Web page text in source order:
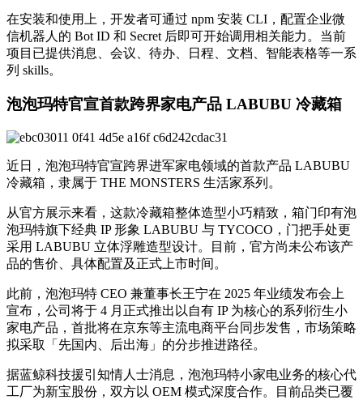
在安装和使用上，开发者可通过 npm 安装 CLI，配置企业微
信机器人的 Bot ID 和 Secret 后即可开始调用相关能力。当前
项目已提供消息、会议、待办、日程、文档、智能表格等一系
列 skills。
泡泡玛特官宣首款跨界家电产品 LABUBU 冷藏箱
近日，泡泡玛特官宣跨界进军家电领域的首款产品 LABUBU
冷藏箱，隶属于 THE MONSTERS 生活家系列。
从官方展示来看，这款冷藏箱整体造型小巧精致，箱门印有泡
泡玛特旗下经典 IP 形象 LABUBU 与 TYCOCO，门把手处更
采用 LABUBU 立体浮雕造型设计。目前，官方尚未公布该产
品的售价、具体配置及正式上市时间。
此前，泡泡玛特 CEO 兼董事长王宁在 2025 年业绩发布会上
宣布，公司将于 4 月正式推出以自有 IP 为核心的系列衍生小
家电产品，首批将在京东等主流电商平台同步发售，市场策略
拟采取「先国内、后出海」的分步推进路径。
据蓝鲸科技援引知情人士消息，泡泡玛特小家电业务的核心代
工厂为新宝股份，双方以 OEM 模式深度合作。目前品类已覆